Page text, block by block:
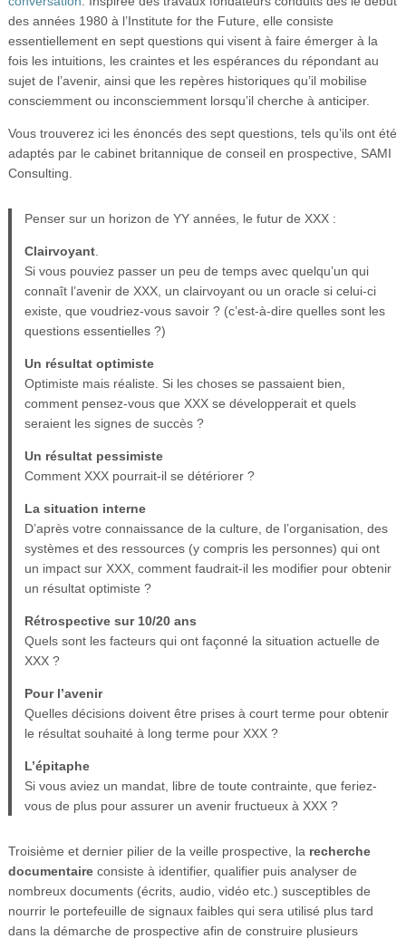
des années 1980 à l’Institute for the Future, elle consiste
essentiellement en sept questions qui visent à faire émerger à la
fois les intuitions, les craintes et les espérances du répondant au
sujet de l’avenir, ainsi que les repères historiques qu’il mobilise
consciemment ou inconsciemment lorsqu’il cherche à anticiper.
Vous trouverez ici les énoncés des sept questions, tels qu’ils ont été
adaptés par le cabinet britannique de conseil en prospective, SAMI
Consulting.
Penser sur un horizon de YY années, le futur de XXX :
Clairvoyant
Si vous pouviez passer un peu de temps avec quelqu’un qui
connaît l’avenir de XXX, un clairvoyant ou un oracle si celui-ci
existe, que voudriez-vous savoir ? (c’est-à-dire quelles sont les
questions essentielles ?)
Un résultat optimiste
Optimiste mais réaliste. Si les choses se passaient bien,
comment pensez-vous que XXX se développerait et quels
seraient les signes de succès ?
Un résultat pessimiste
Comment XXX pourrait-il se détériorer ?
La situation interne
D’après votre connaissance de la culture, de l’organisation, des
systèmes et des ressources (y compris les personnes) qui ont
un impact sur XXX, comment faudrait-il les modifier pour obtenir
un résultat optimiste ?
Rétrospective sur 10/20 ans
Quels sont les facteurs qui ont façonné la situation actuelle de
XXX ?
Pour l’avenir
Quelles décisions doivent être prises à court terme pour obtenir
le résultat souhaité à long terme pour XXX ?
L’épitaphe
Si vous aviez un mandat, libre de toute contrainte, que feriez-
vous de plus pour assurer un avenir fructueux à XXX ?
Troisième et dernier pilier de la veille prospective, la recherche
documentaire consiste à identifier, qualifier puis analyser de
nombreux documents (écrits, audio, vidéo etc.) susceptibles de
nourrir le portefeuille de signaux faibles qui sera utilisé plus tard
dans la démarche de prospective afin de construire plusieurs